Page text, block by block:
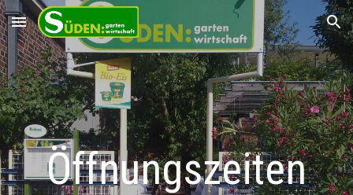
Skip to main content Skip to navigation
Öffnungszeiten